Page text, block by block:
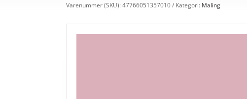
Varenummer (SKU):47766051357010 Kategori: Maling